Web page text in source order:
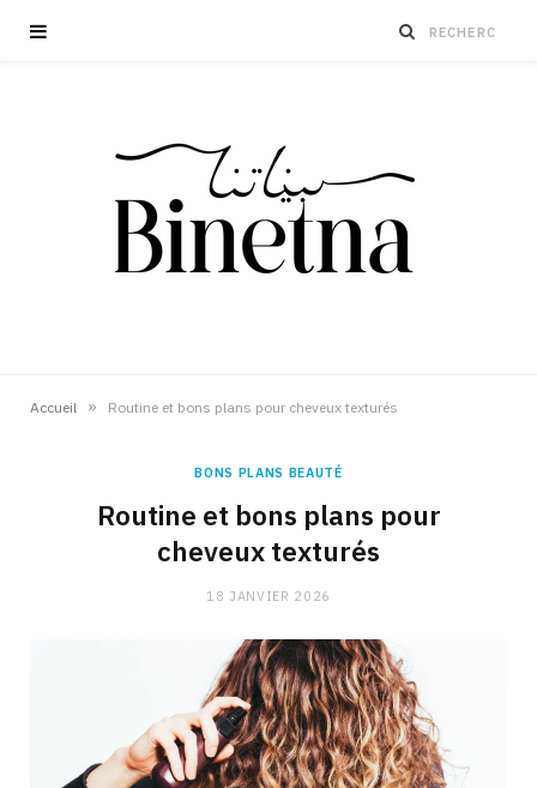
Accueil » Routine et bons plans pour cheveux texturés
BONS PLANS BEAUTÉ
Routine et bons plans pour
cheveux texturés
18 JANVIER 2026